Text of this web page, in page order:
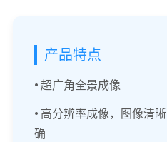
产品特点
• 超广角全景成像
• 高分辨率成像，图像清
确